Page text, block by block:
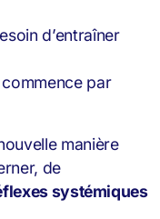
d’entraîner
par
manière
de
systémiques